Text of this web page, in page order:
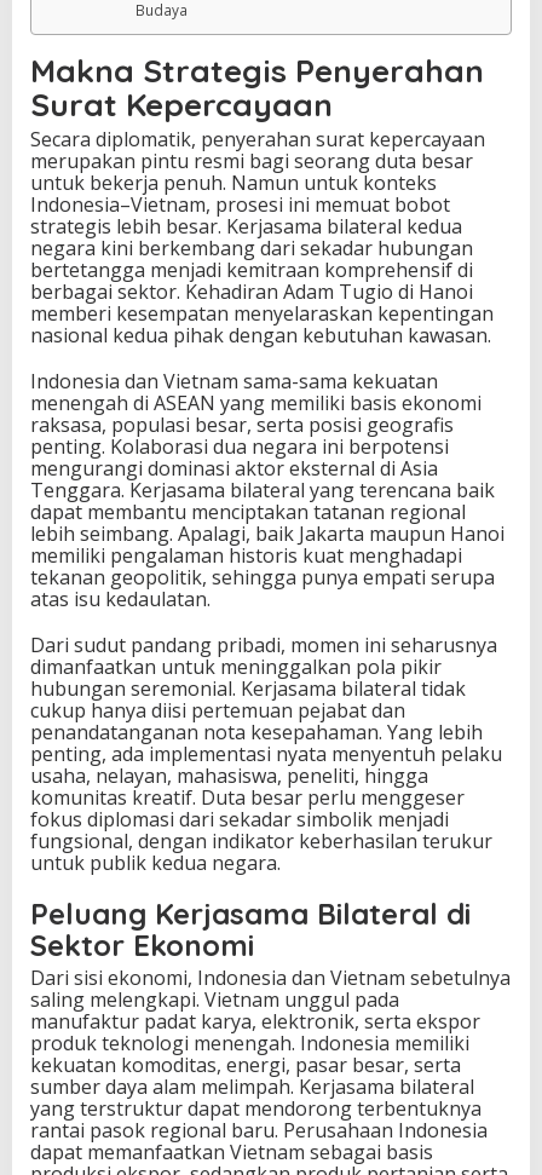
Budaya
Makna Strategis Penyerahan
Surat Kepercayaan
Secara diplomatik, penyerahan surat kepercayaan
merupakan pintu resmi bagi seorang duta besar
untuk bekerja penuh. Namun untuk konteks
Indonesia–Vietnam, prosesi ini memuat bobot
strategis lebih besar. Kerjasama bilateral kedua
negara kini berkembang dari sekadar hubungan
bertetangga menjadi kemitraan komprehensif di
berbagai sektor. Kehadiran Adam Tugio di Hanoi
memberi kesempatan menyelaraskan kepentingan
nasional kedua pihak dengan kebutuhan kawasan.
Indonesia dan Vietnam sama-sama kekuatan
menengah di ASEAN yang memiliki basis ekonomi
raksasa, populasi besar, serta posisi geografis
penting. Kolaborasi dua negara ini berpotensi
mengurangi dominasi aktor eksternal di Asia
Tenggara. Kerjasama bilateral yang terencana baik
dapat membantu menciptakan tatanan regional
lebih seimbang. Apalagi, baik Jakarta maupun Hanoi
memiliki pengalaman historis kuat menghadapi
tekanan geopolitik, sehingga punya empati serupa
atas isu kedaulatan.
Dari sudut pandang pribadi, momen ini seharusnya
dimanfaatkan untuk meninggalkan pola pikir
hubungan seremonial. Kerjasama bilateral tidak
cukup hanya diisi pertemuan pejabat dan
penandatanganan nota kesepahaman. Yang lebih
penting, ada implementasi nyata menyentuh pelaku
usaha, nelayan, mahasiswa, peneliti, hingga
komunitas kreatif. Duta besar perlu menggeser
fokus diplomasi dari sekadar simbolik menjadi
fungsional, dengan indikator keberhasilan terukur
untuk publik kedua negara.
Peluang Kerjasama Bilateral di
Sektor Ekonomi
Dari sisi ekonomi, Indonesia dan Vietnam sebetulnya
saling melengkapi. Vietnam unggul pada
manufaktur padat karya, elektronik, serta ekspor
produk teknologi menengah. Indonesia memiliki
kekuatan komoditas, energi, pasar besar, serta
sumber daya alam melimpah. Kerjasama bilateral
yang terstruktur dapat mendorong terbentuknya
rantai pasok regional baru. Perusahaan Indonesia
dapat memanfaatkan Vietnam sebagai basis